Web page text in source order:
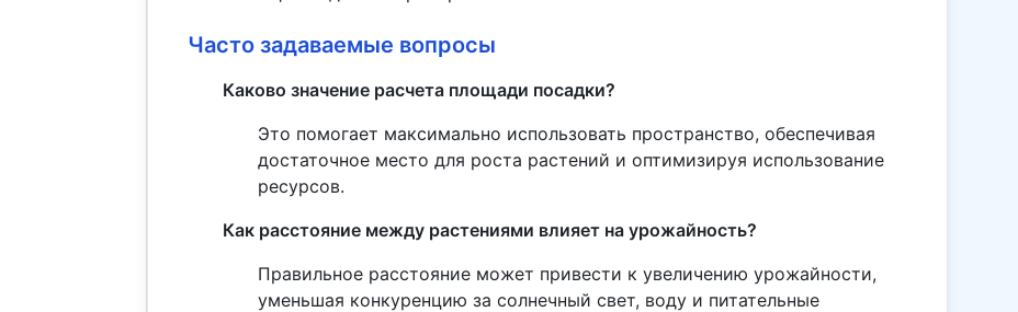
Часто задаваемые вопросы
Каково значение расчета площади посадки?
Это помогает максимально использовать пространство, обеспечивая
достаточное место для роста растений и оптимизируя использование
ресурсов.
Как расстояние между растениями влияет на урожайность?
Правильное расстояние может привести к увеличению урожайности,
уменьшая конкуренцию за солнечный свет, воду и питательные